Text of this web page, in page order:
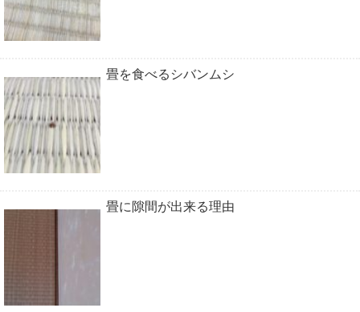
畳を食べるシバンムシ
畳に隙間が出来る理由